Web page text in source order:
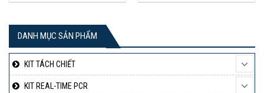
DANH MỤC SẢN PHẨM
KIT TÁCH CHIẾT
KIT REAL-TIME PCR